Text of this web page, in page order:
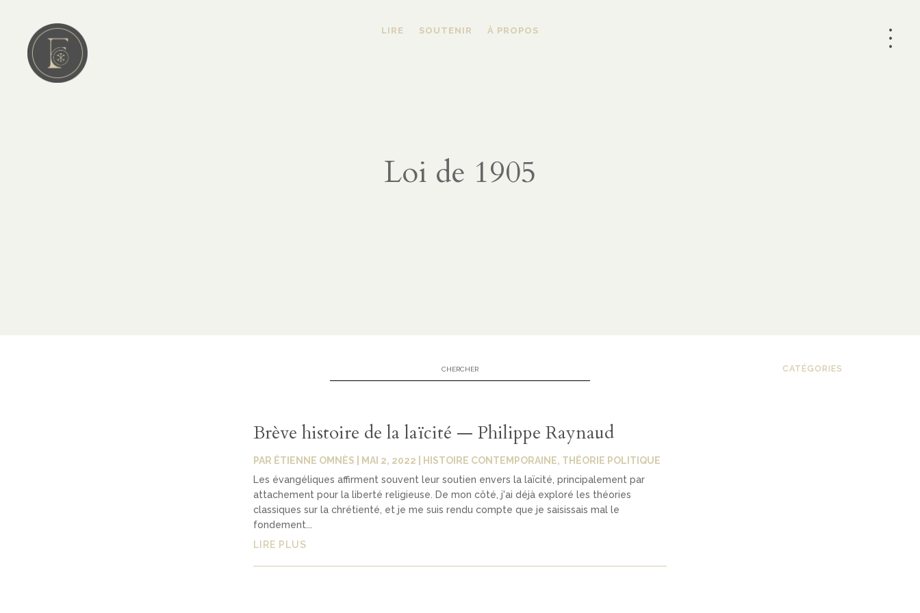
•••
LIRE SOUTENIR À PROPOS
Loi de 1905
CATÉGORIES
Brève histoire de la laïcité — Philippe Raynaud
PAR ÉTIENNE OMNÈS MAI 2, 2022 HISTOIRE CONTEMPORAINE, THÉORIE POLITIQUE
Les évangéliques affirment souvent leur soutien envers la laïcité, principalement par
attachement pour la liberté religieuse. De mon côté, j'ai déjà exploré les théories
classiques sur la chrétienté, et je me suis rendu compte que je saisissais mal le
fondement...
LIRE PLUS